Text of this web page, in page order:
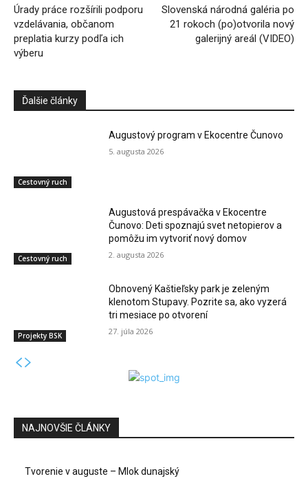
Úrady práce rozšírili podporu
vzdelávania, občanom
preplatia kurzy podľa ich
výberu
Slovenská národná galéria po
21 rokoch (po)otvorila nový
galerijný areál (VIDEO)
Ďalšie články
Cestovný ruch
Augustový program v Ekocentre Čunovo
5. augusta 2026
Cestovný ruch
Augustová prespávačka v Ekocentre
Čunovo: Deti spoznajú svet netopierov a
pomôžu im vytvoriť nový domov
2. augusta 2026
Projekty BSK
Obnovený Kaštieľsky park je zeleným
klenotom Stupavy. Pozrite sa, ako vyzerá
tri mesiace po otvorení
27. júla 2026
NAJNOVŠIE ČLÁNKY
Tvorenie v auguste – Mlok dunajský